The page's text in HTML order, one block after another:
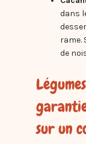
dans
rame.
de
sur un